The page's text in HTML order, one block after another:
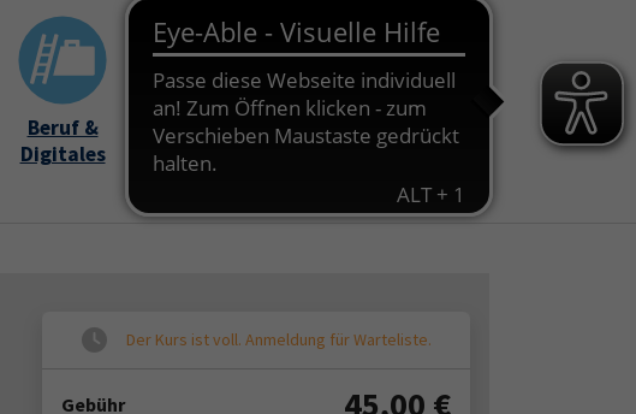
Beruf &
Digitales
Onlinekurse
Gebühr 45,00 €